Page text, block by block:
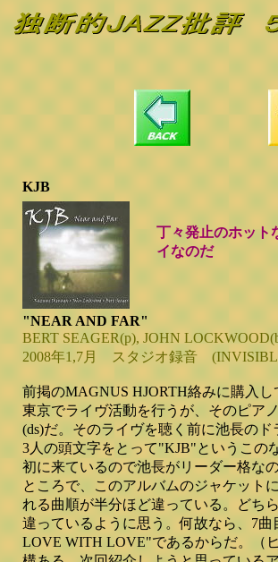
KJB
丁々発止のホット
イなのだ
"NEAR AND FAR"
BERT SEAGER(p), JOHN
2008年1,7月 スタジオ録音
前掲のMAGNUS HJORTH絡みに購入
東京でライヴ活動を行うが、そのピア
(ds)だ。そのライヴを聴く前に池長の
3人の頭文字をとって"KJB"というこの
初に来ているので池長がリーダー格な
ところで、このアルバムのジャケット
れる曲順が半分ほど違っている。どち
違っているように思う。何故なら、7
LOVE WITH LOVE"であるからだ。（